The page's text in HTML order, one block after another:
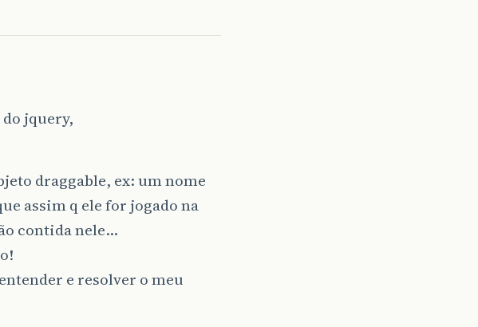
jquery,
draggable, ex: um nome
assim q ele for jogado na
contida nele…
e resolver o meu